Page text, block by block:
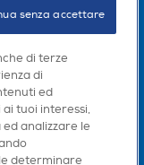
di terze
di
ed
tuoi interessi,
analizzare le
determinare
senza accettare